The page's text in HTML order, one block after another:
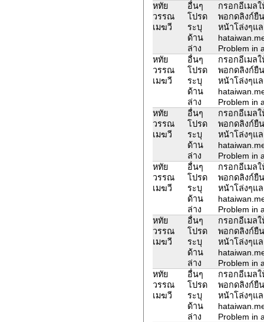
หทัย
วรรณ
เมฆวี
อื่นๆ
โปรด
ระบุ
ด้าน
ล่าง
กรอกอีเมล
พอกดลิงก์ยื
หน้าโล่งๆแ
Problem in
หทัย
วรรณ
เมฆวี
อื่นๆ
โปรด
ระบุ
ด้าน
ล่าง
กรอกอีเมล
พอกดลิงก์ยื
หน้าโล่งๆแ
Problem in
หทัย
วรรณ
เมฆวี
อื่นๆ
โปรด
ระบุ
ด้าน
ล่าง
กรอกอีเมล
พอกดลิงก์ยื
หน้าโล่งๆแ
Problem in
หทัย
วรรณ
เมฆวี
อื่นๆ
โปรด
ระบุ
ด้าน
ล่าง
กรอกอีเมล
พอกดลิงก์ยื
หน้าโล่งๆแ
Problem in
หทัย
วรรณ
เมฆวี
อื่นๆ
โปรด
ระบุ
ด้าน
ล่าง
กรอกอีเมล
พอกดลิงก์ยื
หน้าโล่งๆแ
Problem in
หทัย
วรรณ
เมฆวี
อื่นๆ
โปรด
ระบุ
ด้าน
ล่าง
กรอกอีเมล
พอกดลิงก์ยื
หน้าโล่งๆแ
Problem in